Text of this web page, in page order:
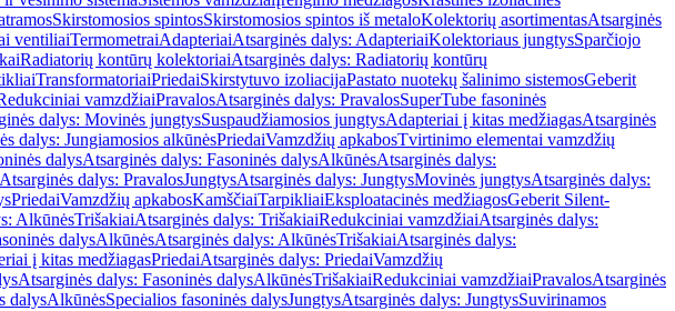
Skirstomosios spintosSkirstomosios spintos iš metaloKolektorių asortimentasAtsarginės
ventiliaiTermometraiAdapteriaiAtsarginės dalys: AdapteriaiKolektoriaus jungtysSparčiojo
Radiatorių kontūrų kolektoriaiAtsarginės dalys: Radiatorių kontūrų
TransformatoriaiPriedaiSkirstytuvo izoliacijaPastato nuotekų šalinimo sistemosGeberit
vamzdžiaiPravalosAtsarginės dalys: PravalosSuperTube fasoninės
dalys: Movinės jungtysSuspaudžiamosios jungtysAdapteriai į kitas medžiagasAtsarginės
dalys: Jungiamosios alkūnėsPriedaiVamzdžių apkabosTvirtinimo elementai vamzdžių
dalysAtsarginės dalys: Fasoninės dalysAlkūnėsAtsarginės dalys:
Atsarginės dalys: PravalosJungtysAtsarginės dalys: JungtysMovinės jungtysAtsarginės dalys:
PriedaiVamzdžių apkabosKamščiaiTarpikliaiEksploatacinės medžiagosGeberit Silent-
AlkūnėsTrišakiaiAtsarginės dalys: TrišakiaiRedukciniai vamzdžiaiAtsarginės dalys:
dalysAlkūnėsAtsarginės dalys: AlkūnėsTrišakiaiAtsarginės dalys:
į kitas medžiagasPriedaiAtsarginės dalys: PriedaiVamzdžių
Atsarginės dalys: Fasoninės dalysAlkūnėsTrišakiaiRedukciniai vamzdžiaiPravalosAtsarginės
dalysAlkūnėsSpecialios fasoninės dalysJungtysAtsarginės dalys: JungtysSuvirinamos